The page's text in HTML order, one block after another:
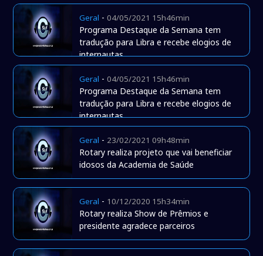
Geral -04/05/2021 15h46min
Programa Destaque da Semana tem
tradução para Libra e recebe elogios de
internautas
Geral -04/05/2021 15h46min
Programa Destaque da Semana tem
tradução para Libra e recebe elogios de
internautas
Geral - 23/02/2021 09h48min
Rotary realiza projeto que vai beneficiar
idosos da Academia de Saúde
Geral - 10/12/2020 15h34min
Rotary realiza Show de Prêmios e
presidente agradece parceiros